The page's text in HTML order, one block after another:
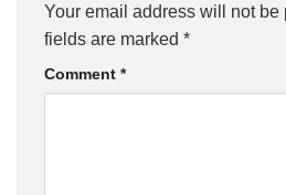
Your email address will not be
fields are marked *
Comment *